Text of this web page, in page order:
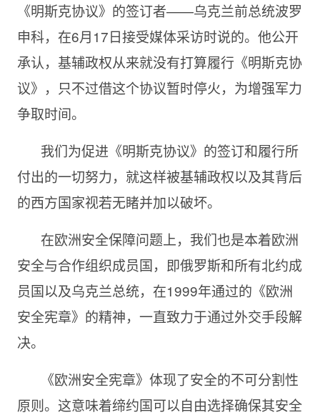
《明斯克协议》的签订者——乌克兰前总统波罗
申科，在6月17日接受媒体采访时说的。他公开
承认，基辅政权从来就没有打算履行《明斯克协
议》，只不过借这个协议暂时停火，为增强军力
争取时间。
我们为促进《明斯克协议》的签订和履行所
付出的一切努力，就这样被基辅政权以及其背后
的西方国家视若无睹并加以破坏。
在欧洲安全保障问题上，我们也是本着欧洲
安全与合作组织成员国，即俄罗斯和所有北约成
员国以及乌克兰总统，在1999年通过的《欧洲
安全宪章》的精神，一直致力于通过外交手段解
决。
《欧洲安全宪章》体现了安全的不可分割性
原则。这意味着缔约国可以自由选择确保其安全